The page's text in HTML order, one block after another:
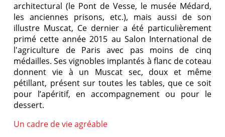
architectural (le Pont de Vesse, le musée Médard,
les anciennes prisons, etc.), mais aussi de son
illustre Muscat, Ce dernier a été particulièrement
primé cette année 2015 au Salon International de
l'agriculture de Paris avec pas moins de cinq
médailles. Ses vignobles implantés à flanc de coteau
donnent vie à un Muscat sec, doux et même
pétillant, présent sur toutes les tables, que ce soit
pour l’apéritif, en accompagnement ou pour le
dessert.
Un cadre de vie agréable